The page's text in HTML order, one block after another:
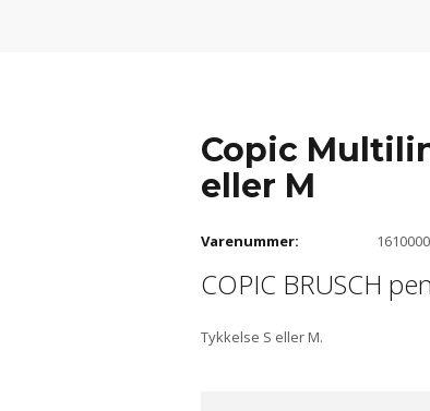
Copic
eller M
Varenummer:
COPIC BRUSCH pen
Tykkelse S eller M.